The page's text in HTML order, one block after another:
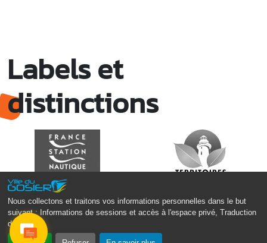
Nous collectons et traitons vos informations personnelles dans le but
suivant :
Informations de sessions et accès à l'espace privé, Traduction
des pages .
Match de coupe de France : As Gosier Vs
Cms Oissel
Stade de Montauban, Roger Zami le Gosier
Dim. 30 novembre 2025 06h30 - 08h00
Local de l’association de Délègue
Dim. 30 novembre 2025 09h00 - 12h00
Semaine Européenne de la Réduction des
Déchets – SERD 2025
Local de l’association de l’AJSF
20h00 - 23h00
Chanté Nwèl de l’ Association Sportive et
Labels et
distinctions